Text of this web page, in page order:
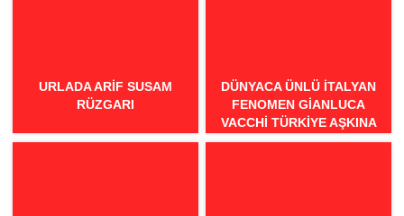
URLADA ARIF SUSAM
RÜZGARI
DÜNYACA ÜNLÜ İTALYAN
FENOMEN GIANLUCA
VACCHI TÜRKIYE AŞKINA
GELIYOR!